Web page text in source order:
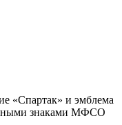
«Спартак» и эмблема
знаками МФСО